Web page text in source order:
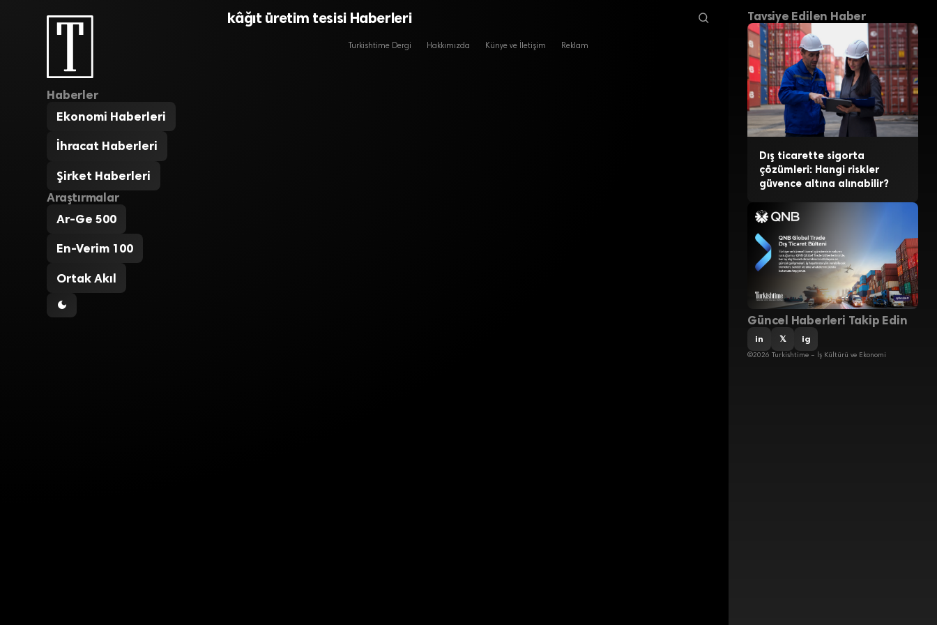
Haberler
Ekonomi Haberleri
İhracat Haberleri
Şirket Haberleri
Araştırmalar
Ar-Ge 500
En-Verim 100
Ortak Akıl
kâğıt üretim tesisi Haberleri
Turkishtime Dergi Hakkımızda Künye ve İletişim Reklam
Tavsiye Edilen Haber
Dış ticarette sigorta
çözümleri: Hangi riskler
güvence altına alınabilir?
Güncel Haberleri Takip Edin
in 𝕏 ig
©2026 Turkishtime – İş Kültürü ve Ekonomi